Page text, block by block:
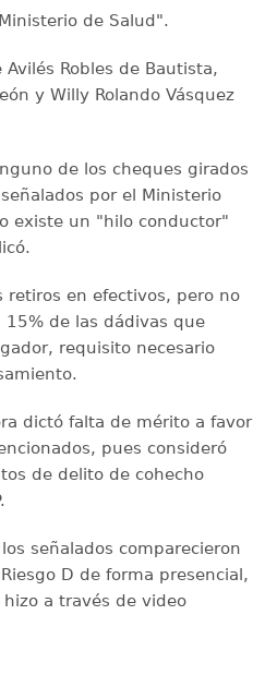
de Salud".
Robles de Bautista,
y Willy Rolando Vásquez
de los cheques girados
por el Ministerio
existe un "hilo conductor"
retiros en efectivos, pero no
de las dádivas que
requisito necesario
dictó falta de mérito a favor
pues consideró
de delito de cohecho
señalados comparecieron
D de forma presencial,
a través de video